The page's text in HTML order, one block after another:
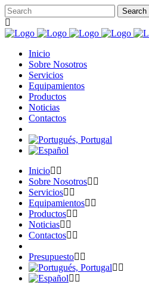
Inicio
Sobre Nosotros
Servicios
Equipamientos
Productos
Noticias
Contactos
Inicio
Sobre Nosotros
Servicios
Equipamientos
Productos
Noticias
Contactos
Presupuesto